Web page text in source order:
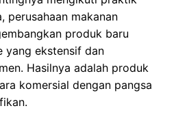
perusahaan makanan
produk baru
yang ekstensif dan
Hasilnya adalah produk
komersial dengan pangsa